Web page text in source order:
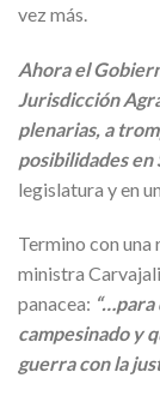
vez más.
Ahora el
Jurisdicción
plenarias, a
posibilidades en
legislatura y en
Termino con
ministra
panacea: “…para
campesinado y
guerra con la